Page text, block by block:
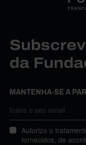
da
MANTENHA-SE A PAR
Autorizo o
fornecidos, de